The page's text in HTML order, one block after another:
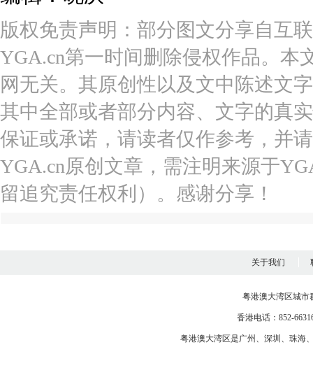
版权免责声明：部分图文分享自互
YGA.cn第一时间删除侵权作品。本
网无关。其原创性以及文中陈述文
其中全部或者部分内容、文字的真
保证或承诺，请读者仅作参考，并
YGA.cn原创文章，需注明来源于
留追究责任权利）。感谢分享！
关于我们
粤港澳大湾区城市
香港电话：852-
粤港澳大湾区是广州 、 深圳 、 珠海